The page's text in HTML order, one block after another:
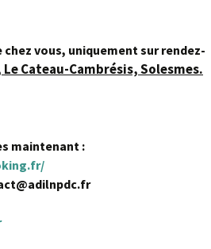
chez vous, uniquement sur rendez-
Cateau-Cambrésis, Solesmes.
maintenant :